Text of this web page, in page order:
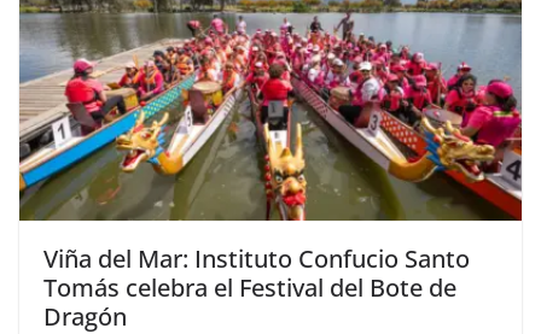
Viña del Mar: Instituto Confucio Santo
Tomás celebra el Festival del Bote de
Dragón